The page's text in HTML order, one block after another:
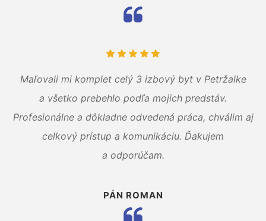
Maľovali mi komplet celý 3 izbový byt v Petržalke
a všetko prebehlo podľa mojich predstáv.
Profesionálne a dôkladne odvedená práca, chválim aj
celkový prístup a komunikáciu. Ďakujem
a odporúčam.
PÁN ROMAN